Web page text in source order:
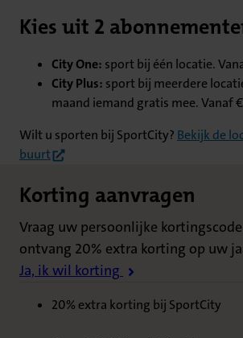
Kies uit 2
City One: sport bij één locatie.
City Plus: sport bij meerdere
maand iemand gratis mee. Vanaf €
Wilt u sporten bij SportCity? Bekijk de
buurt(opent in nieuw tabblad)
Korting aanvragen
Vraag uw persoonlijke
ontvang 20% extra korting op uw
Ja, ik wil korting
20% extra korting bij SportCity